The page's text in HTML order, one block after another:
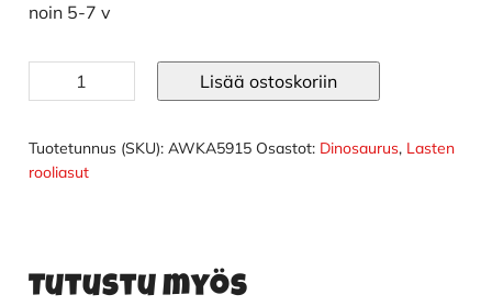
noin 5-7 v
dinosaurus
määrä
Lisää ostoskoriin
Tuotetunnus (SKU): AWKA5915 Osastot: Dinosaurus, Lasten
rooliasut
Tutustu myös